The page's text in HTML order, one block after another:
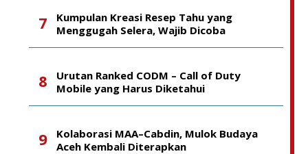
Kumpulan Kreasi Resep Tahu yang
Menggugah Selera, Wajib Dicoba
Urutan Ranked CODM – Call of Duty
Mobile yang Harus Diketahui
Kolaborasi MAA–Cabdin, Mulok Budaya
Aceh Kembali Diterapkan